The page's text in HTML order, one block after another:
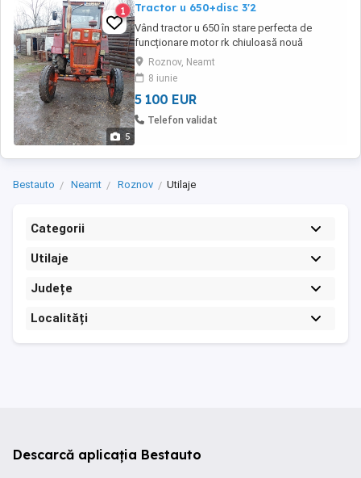
5
1 Tractor u 650+disc 3'2
Vând tractor u 650 în stare perfecta de
funcționare motor rk chiuloasă nouă
cauciucuri fata spate noi totul funcțional + un
disc 3'2 în stare bună de funcționare an
fabricație 2000 uzura talerelor 15 la suta
Roznov, Neamt
8 iunie
5 100 EUR
Telefon validat
Bestauto Neamt Roznov Utilaje
Categorii
Utilaje
Județe
Localități
Descarcă aplicația Bestauto